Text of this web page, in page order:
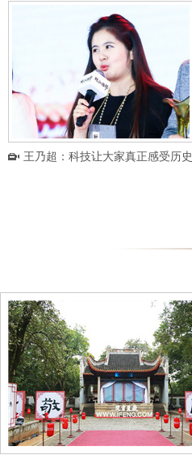
王乃超：科技让大家真正感受历史